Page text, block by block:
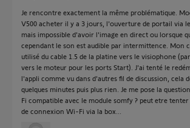
Je rencontre exactement la même problématique.
V500 acheter il y a 3 jours, l'ouverture de portail via
mais impossible d'avoir l'image en direct ou lorsque
cependant le son est audible par intermittence. Mon
utilisé du cable 1.5 de la platine vers le visiophone
vers le moteur pour les ports Start). J'ai tenté le
l'appli comme vu dans d'autres fil de discussion, cela
quelques minutes puis plus rien. Je me pose la
Fi compatible avec le module somfy ? peut etre
de connexion Wi-Fi via la box...